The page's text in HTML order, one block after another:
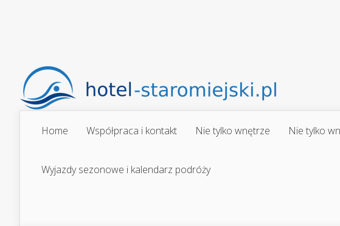
Home Współpraca i kontakt Nie tylko wnętrze Nie tylko
Wyjazdy sezonowe i kalendarz podróży